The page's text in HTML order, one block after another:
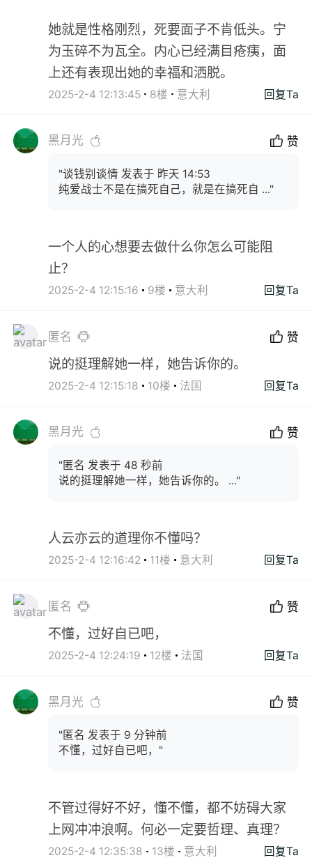
她就是性格刚烈，死要面子不肯低头。宁
为玉碎不为瓦全。内心已经满目疮痍，面
上还有表现出她的幸福和洒脱。
2025-2-4 12:13:45 8楼 意大利 回复Ta
黑月光 赞
"谈钱别谈情 发表于 昨天 14:53
纯爱战士不是在搞死自己，就是在搞死自 ..."
一个人的心想要去做什么你怎么可能阻
止？
2025-2-4 12:15:16 9楼 意大利 回复Ta
匿名 赞
说的挺理解她一样，她告诉你的。
2025-2-4 12:15:18 10楼 法国 回复Ta
黑月光 赞
"匿名 发表于 48 秒前
说的挺理解她一样，她告诉你的。 ..."
人云亦云的道理你不懂吗？
2025-2-4 12:16:42 11楼 意大利 回复Ta
匿名 赞
不懂，过好自已吧，
2025-2-4 12:24:19 12楼 法国 回复Ta
黑月光 赞
"匿名 发表于 9 分钟前
不懂，过好自已吧，"
不管过得好不好，懂不懂，都不妨碍大家
上网冲冲浪啊。何必一定要哲理、真理？
2025-2-4 12:35:38 13楼 意大利 回复Ta